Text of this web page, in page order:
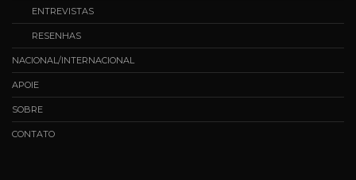
ENTREVISTAS
RESENHAS
NACIONAL/INTERNACIONAL
APOIE
SOBRE
CONTATO